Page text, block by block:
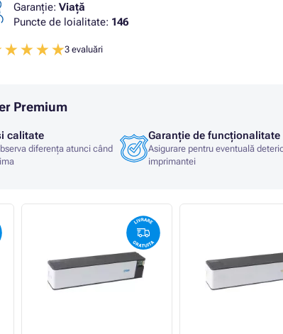
Garanţie: Viaţă
Puncte de loialitate: 146
3 evaluări
Premium
calitate
diferența atunci când
Garanție de funcționalitate
Asigurare pentru eventuală
imprimantei